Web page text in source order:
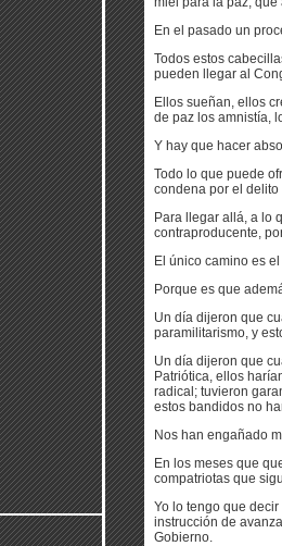
En el pasado un
Todos estos
pueden llegar al
Ellos sueñan, ellos
de paz los amnistía,
Y hay que hacer
Todo lo que puede
condena por el delito
Para llegar allá, a lo
contraproducente,
El único camino es
Porque es que
Un día dijeron que
paramilitarismo, y
Un día dijeron que
Patriótica, ellos
radical; tuvieron
estos bandidos no
Nos han engañado
En los meses que
compatriotas que
Yo lo tengo que
instrucción de
Gobierno.